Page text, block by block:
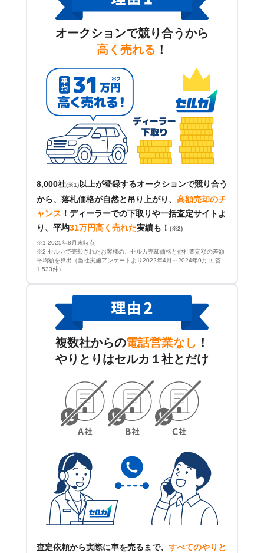
オークションで競り合うから
高く売れる ！
8,000社(※1)以上が登録するオークションで競り合う
から、落札価格が自然と吊り上がり、 高額売却のチ
ャンス ！ ディーラーでの下取りや一括査定サイトよ
り、平均31万円高く売れた実績も！ (※2)
※1 2025年8月末時点
※2 セルカで売却されたお客様の、セルカ売却価格と他社査定額の差額
平均額を算出（当社実施アンケートより2022年4月～2024年9月 回答
1,533件）
複数社からの電話営業なし ！
やりとりはセルカ１社とだけ
査定依頼から実際に車を売るまで、 すべてのやりと